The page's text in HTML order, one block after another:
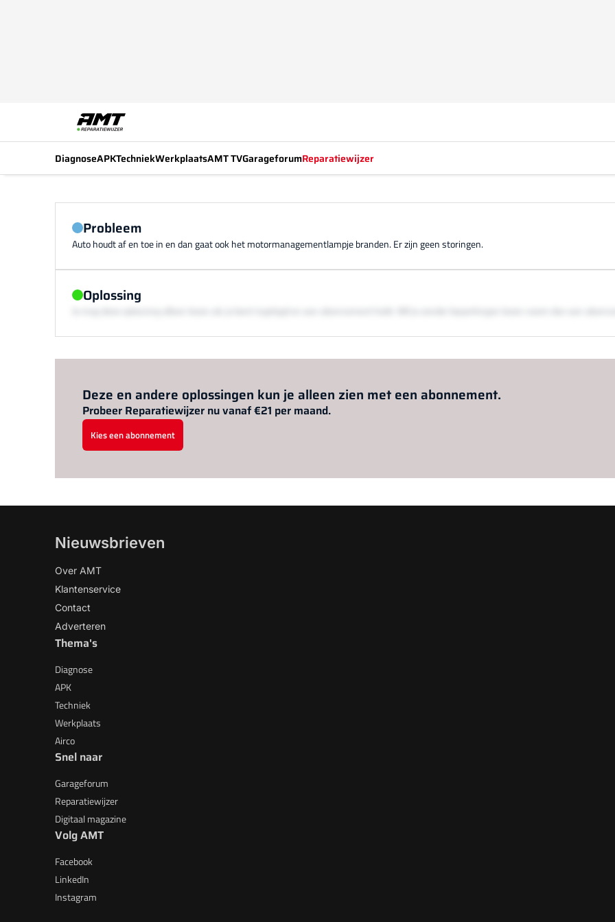
DiagnoseAPKTechniekWerkplaatsAMT TVGarageforumReparatiewijzer
Probleem
Auto houdt af en toe in en dan gaat ook het motormanagementlampje branden. Er zijn geen storingen.
Oplossing
Deze en andere oplossingen kun je alleen zien met een abonnement.
Probeer Reparatiewijzer nu vanaf €21 per maand.
Kies een abonnement
Nieuwsbrieven
Over AMT
Klantenservice
Contact
Adverteren
Thema's
Diagnose
APK
Techniek
Werkplaats
Airco
Snel naar
Garageforum
Reparatiewijzer
Digitaal magazine
Volg AMT
Facebook
LinkedIn
Instagram